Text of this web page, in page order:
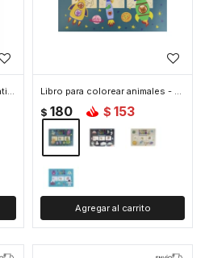
Cuaderno A5 con elastico gatito - Celeste Libro para colorear animales - Azul
$ 180 $ 153